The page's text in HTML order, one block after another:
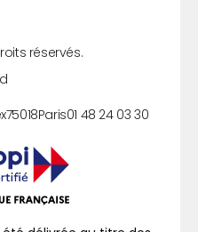
réservés.
75018Paris01 48 24 03 30